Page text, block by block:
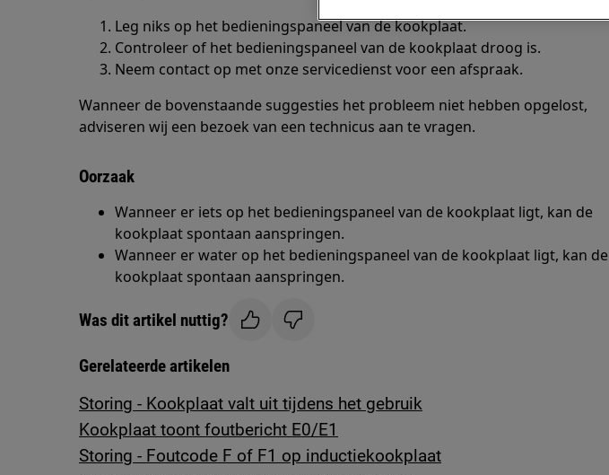
Leg niks op het bedieningspaneel van de kookplaat.
Controleer of het bedieningspaneel van de kookplaat droog is.
Neem contact op met onze servicedienst voor een afspraak.
Wanneer de bovenstaande suggesties het probleem niet hebben opgelost,
adviseren wij een bezoek van een technicus aan te vragen.
Oorzaak
Wanneer er iets op het bedieningspaneel van de kookplaat ligt, kan de
kookplaat spontaan aanspringen.
Wanneer er water op het bedieningspaneel van de kookplaat ligt, kan de
kookplaat spontaan aanspringen.
Was dit artikel nuttig?
Gerelateerde artikelen
Storing - Kookplaat valt uit tijdens het gebruik
Kookplaat toont foutbericht E0/E1
Storing - Foutcode F of F1 op inductiekookplaat